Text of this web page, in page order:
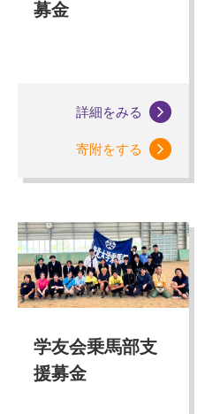
募金
詳細をみる
寄附をする
学友会乗馬部支
援募金